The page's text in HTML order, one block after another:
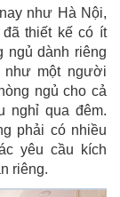
như Hà Nội,
thiết kế có ít
ngủ dành riêng
như một người
ngủ cho cả
nghỉ qua đêm.
phải có nhiều
yêu cầu kích
riêng.